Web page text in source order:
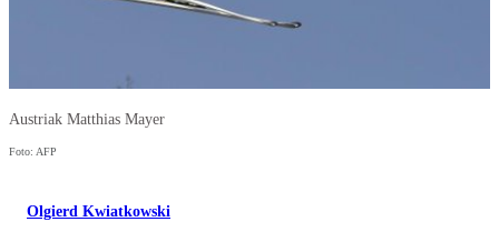
Austriak Matthias Mayer
Foto: AFP
Olgierd Kwiatkowski